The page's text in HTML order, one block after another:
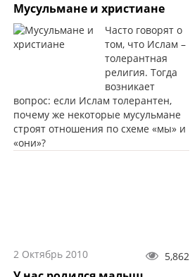
Мусульмане и христиане
Часто говорят о
том, что Ислам –
толерантная
религия. Тогда
возникает
вопрос: если Ислам толерантен,
почему же некоторые мусульмане
строят отношения по схеме «мы» и
«они»?
2 Октябрь 2010 5,862